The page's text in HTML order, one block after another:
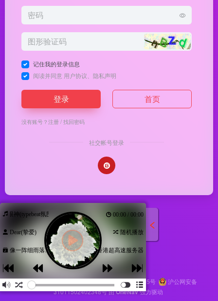
记住我的登录信息
阅读并同意 用户协议 隐私声明
登录 首页
没有账号？注册/找回密码
社交帐号登录
Copyright © 2026马哥导航苏ICP备2024116145号
沪公网安备
31011502402348号由OneNav强力驱动
的眼神(typebeat氛围) 00:00 / 00:00
Dear(挚爱) 随机播放
像一阵细雨落... 香港超高速服务器